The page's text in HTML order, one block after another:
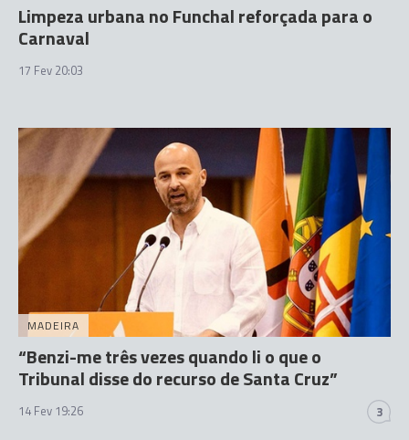
Limpeza urbana no Funchal reforçada para o
Carnaval
17 Fev 20:03
MADEIRA
“Benzi-me três vezes quando li o que o
Tribunal disse do recurso de Santa Cruz”
14 Fev 19:26 3